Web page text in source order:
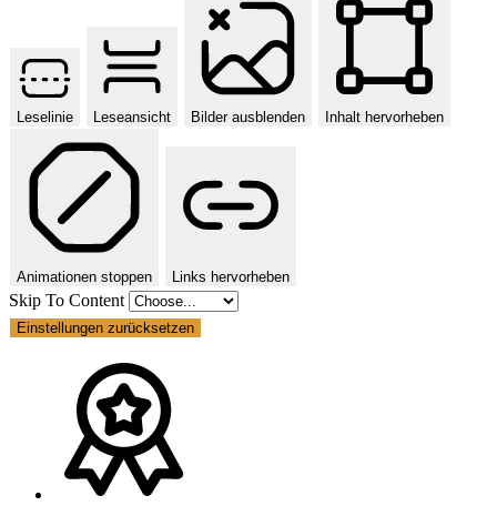
Leselinie Leseansicht Bilder ausblenden Inhalt hervorheben
Animationen stoppen Links hervorheben
Skip To Content
Einstellungen zurücksetzen